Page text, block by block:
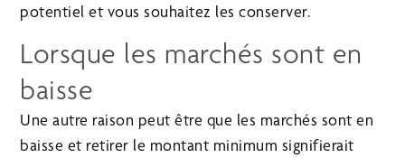
potentiel et vous souhaitez les conserver.
Lorsque les marchés sont en
baisse
Une autre raison peut être que les marchés sont en
baisse et retirer le montant minimum signifierait